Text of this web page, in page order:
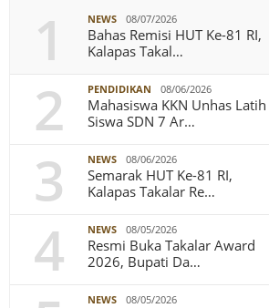
1 NEWS 08/07/2026
Bahas Remisi HUT Ke-81 RI,
Kalapas Takal…
2 PENDIDIKAN 08/06/2026
Mahasiswa KKN Unhas Latih
Siswa SDN 7 Ar…
3 NEWS 08/06/2026
Semarak HUT Ke-81 RI,
Kalapas Takalar Re…
4 NEWS 08/05/2026
Resmi Buka Takalar Award
2026, Bupati Da…
NEWS 08/05/2026